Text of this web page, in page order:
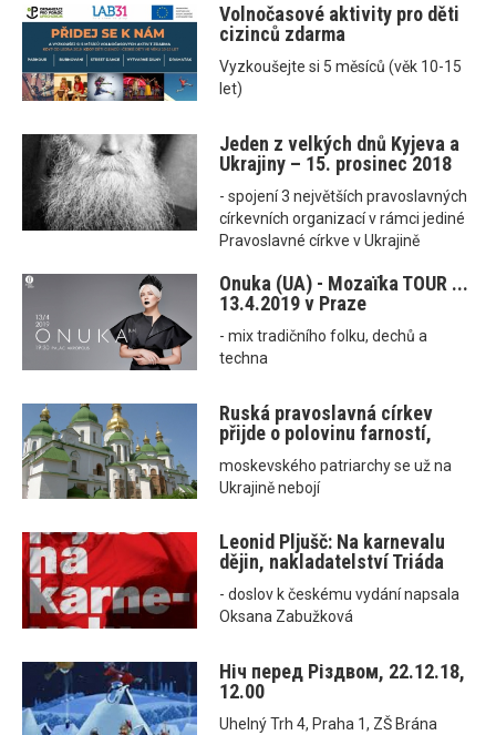
Volnočasové aktivity pro děti
cizinců zdarma
Vyzkoušejte si 5 měsíců (věk 10-15
let)
Jeden z velkých dnů Kyjeva a
Ukrajiny – 15. prosinec 2018
- spojení 3 největších pravoslavných
církevních organizací v rámci jediné
Pravoslavné církve v Ukrajině
Onuka (UA) - Mozaїka TOUR ...
13.4.2019 v Praze
- mix tradičního folku, dechů a
techna
Ruská pravoslavná církev
přijde o polovinu farností,
moskevského patriarchy se už na
Ukrajině nebojí
Leonid Pljušč: Na karnevalu
dějin, nakladatelství Triáda
- doslov k českému vydání napsala
Oksana Zabužková
Ніч перед Різдвом, 22.12.18,
12.00
Uhelný Trh 4, Praha 1, ZŠ Brána